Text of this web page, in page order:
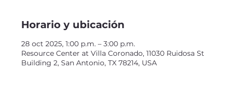
Horario y ubicación
28 oct 2025, 1:00 p.m. – 3:00 p.m.
Resource Center at Villa Coronado, 11030 Ruidosa St
Building 2, San Antonio, TX 78214, USA